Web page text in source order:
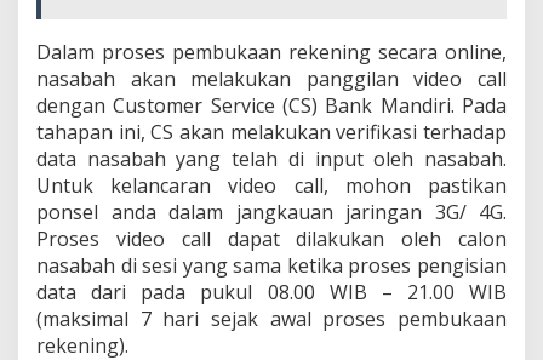
Dalam proses pembukaan rekening secara online,
nasabah akan melakukan panggilan video call
dengan Customer Service (CS) Bank Mandiri. Pada
tahapan ini, CS akan melakukan verifikasi terhadap
data nasabah yang telah di input oleh nasabah.
Untuk kelancaran video call, mohon pastikan
ponsel anda dalam jangkauan jaringan 3G/ 4G.
Proses video call dapat dilakukan oleh calon
nasabah di sesi yang sama ketika proses pengisian
data dari pada pukul 08.00 WIB – 21.00 WIB
(maksimal 7 hari sejak awal proses pembukaan
rekening).